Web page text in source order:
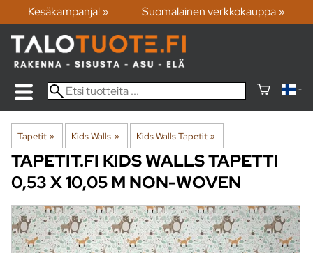
Kesäkampanja! » Suomalainen verkkokauppa »
Tapetit‪» Kids Walls ‪» Kids Walls Tapetit‪»
TAPETIT.FI KIDS WALLS TAPETTI
0,53 X 10,05 M NON-WOVEN